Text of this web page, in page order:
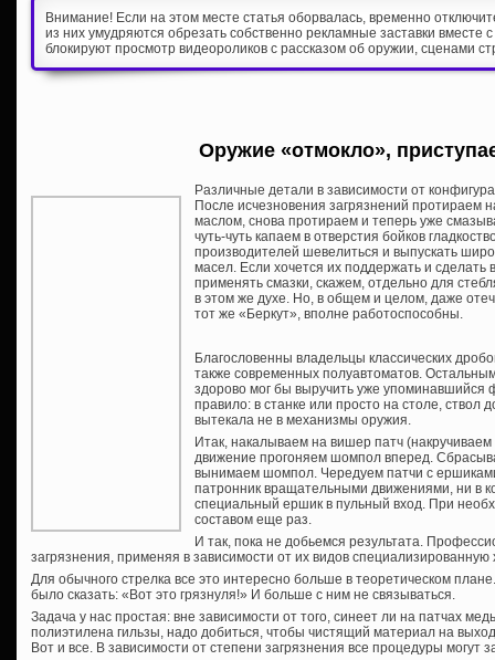
Внимание! Если на этом месте статья оборвалась, временно
из них умудряются обрезать собственно рекламные заставки вместе
блокируют просмотр видеороликов с рассказом об оружии, сценами
Оружие «отмокло»,
Различные детали в зависимости от
После исчезновения загрязнений протираем
маслом, снова протираем и теперь уже
чуть-чуть капаем в отверстия бойков
производителей шевелиться и выпускать
масел. Если хочется их поддержать и
применять смазки, скажем, отдельно для
в этом же духе. Но, в общем и целом, даже
тот же «Беркут», вполне работоспособны.
Благословенны владельцы классических
также современных полуавтоматов.
здорово мог бы выручить уже
правило: в станке или просто на столе, ствол
вытекала не в механизмы оружия.
Итак, накалываем на вишер патч
движение прогоняем шомпол вперед.
вынимаем шомпол. Чередуем патчи с
патронник вращательными движениями, ни в
специальный ершик в пульный вход. При
составом еще раз.
И так, пока не добьемся результата.
загрязнения, применяя в зависимости от их видов
Для обычного стрелка все это интересно больше в теоретическом
было сказать: «Вот это грязнуля!» И больше с ним не связываться.
Задача у нас простая: вне зависимости от того, синеет ли на патчах
полиэтилена гильзы, надо добиться, чтобы чистящий материал на
Вот и все. В зависимости от степени загрязнения все процедуры могут